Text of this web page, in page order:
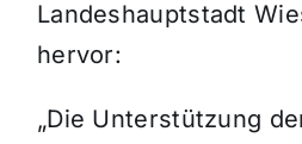
Landeshauptstadt
hervor:
„Die Unterstützung